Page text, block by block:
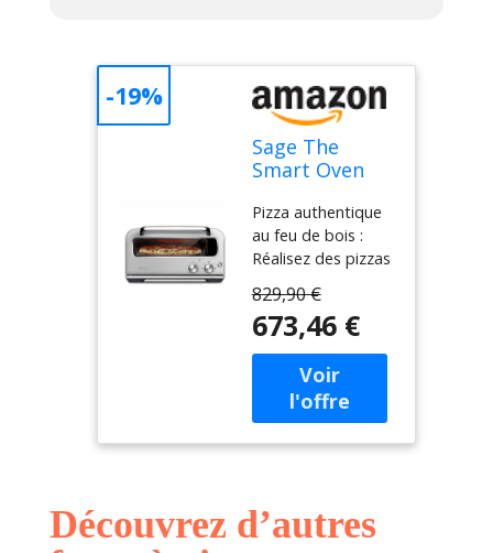
Sage The
Smart Oven
Inoxydable
Brossé
Pizza authentique
au feu de bois :
Réalisez des pizzas
maison avec le
Smart Oven
Pizzaiolo, qui
atteint 400°C en
seulement 2
minutes Précision
de l'Element iQ : Le
reproduit la chaleur
conductrice,
829,90 €
673,46 €
-19%
Découvrez d’autres